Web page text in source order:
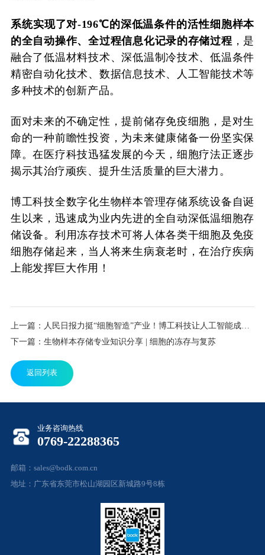
系统实现了对-196℃的深低温条件的活性细胞样本
的全自动操作、全过程信息化记录的存储过程 ，是
融合了低温材料技术、深低温制冷技术、低温条件
精密自动化技术、数据信息技术、人工智能技术等
多种技术的创新产品。
面对未来的不确定性，提前储存免疫细胞，是对生
命的一种前瞻性投资，为未来健康储备一份坚实保
障。在医疗科技迅猛发展的今天，细胞疗法正逐步
揭示其治疗顽疾、提升生活质量的巨大潜力。
博工科技全数字化生物样本管理存储系统设备自诞
生以来，迅速成为业内先进的全自动深低温细胞存
储设备。利用冻存技术可将人体各类干细胞及免疫
细胞存储起来，当人将来生病衰老时，在治疗疾病
上能发挥巨大作用！
下一篇：生物样本存储专业知识分享 | 细胞的冻存与复苏
返回列表
业务咨询热线
0769-22288365
邮箱：sales@bodk.com.cn
地址：广东省东莞市松山湖园区新城路9号8栋